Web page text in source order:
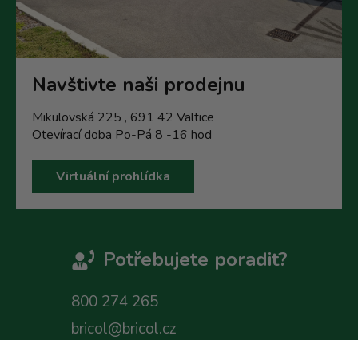
Navštivte naši prodejnu
Mikulovská 225 , 691 42 Valtice
Otevírací doba Po-Pá 8 -16 hod
Virtuální prohlídka
Potřebujete poradit?
800 274 265
bricol@bricol.cz